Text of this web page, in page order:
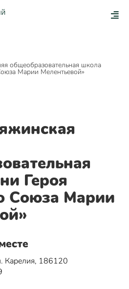
общеобразовательная школа
Марии Мелентьевой»
Героя
Союза Марии
Карелия, 186120